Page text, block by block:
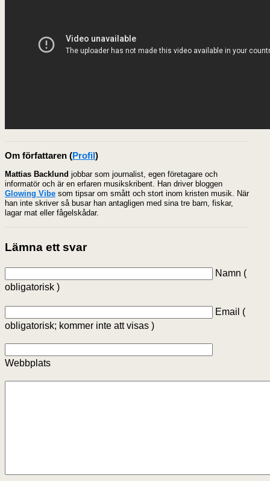
Om författaren (Profil)
Mattias Backlund jobbar som journalist, egen företagare och
informatör och är en erfaren musikskribent. Han driver bloggen
Glowing Vibe som tipsar om smått och stort inom kristen musik. När
han inte skriver så busar han antagligen med sina tre barn, fiskar,
lagar mat eller fågelskådar.
Lämna ett svar
Namn (
obligatorisk )
Email (
obligatorisk; kommer inte att visas )
Webbplats